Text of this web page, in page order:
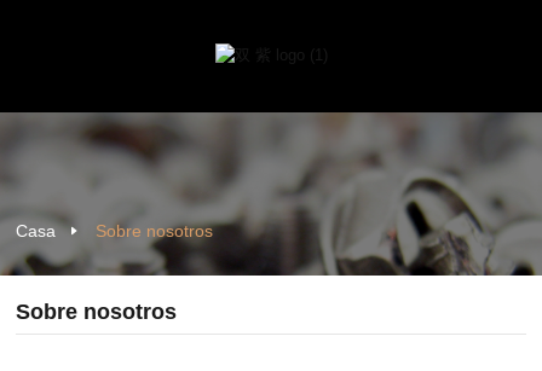
Casa Sobre nosotros
Sobre nosotros